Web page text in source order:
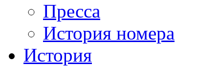
Пресса
История номера
История